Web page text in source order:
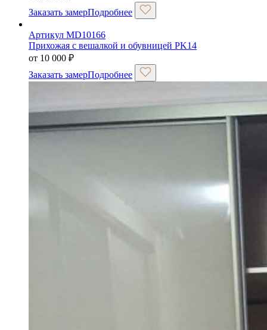
Заказать замерПодробнее
Артикул MD10166
Прихожая с вешалкой и обувницей PK14
от 10 000 ₽
Заказать замерПодробнее